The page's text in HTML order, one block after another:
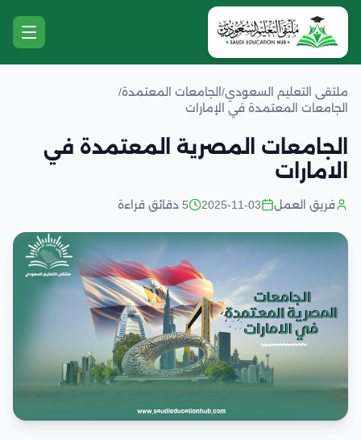
ملتقى التعليم السعودي/ الجامعات المعتمدة/
الجامعات المعتمدة في الإمارات
الجامعات المصرية المعتمدة في
الامارات
فريق العمل 2025-11-03 5 دقائق قراءة